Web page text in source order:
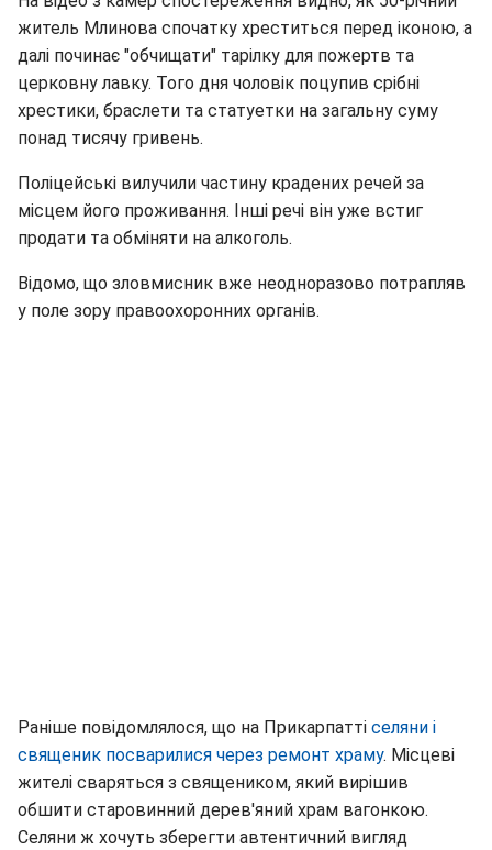
житель Млинова спочатку хреститься перед іконою, а
далі починає "обчищати" тарілку для пожертв та
церковну лавку. Того дня чоловік поцупив срібні
хрестики, браслети та статуетки на загальну суму
понад тисячу гривень.
Поліцейські вилучили частину крадених речей за
місцем його проживання. Інші речі він уже встиг
продати та обміняти на алкоголь.
Відомо, що зловмисник вже неодноразово потрапляв
у поле зору правоохоронних органів.
Раніше повідомлялося, що на Прикарпатті селяни і
священик посварилися через ремонт храму. Місцеві
жителі сваряться з священиком, який вирішив
обшити старовинний дерев'яний храм вагонкою.
Селяни ж хочуть зберегти автентичний вигляд